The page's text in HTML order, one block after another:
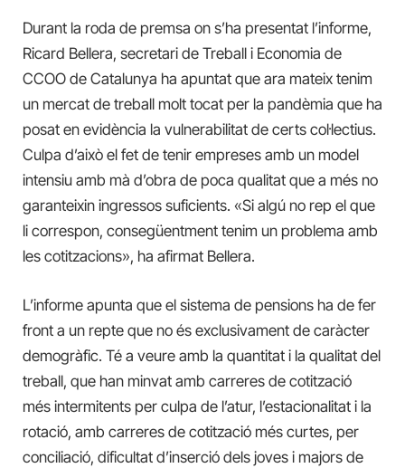
Durant la roda de premsa on s’ha presentat l’informe,
Ricard Bellera, secretari de Treball i Economia de
CCOO de Catalunya ha apuntat que ara mateix tenim
un mercat de treball molt tocat per la pandèmia que ha
posat en evidència la vulnerabilitat de certs col·lectius.
Culpa d’això el fet de tenir empreses amb un model
intensiu amb mà d’obra de poca qualitat que a més no
garanteixin ingressos suficients. «Si algú no rep el que
li correspon, consegüentment tenim un problema amb
les cotitzacions», ha afirmat Bellera.
L’informe apunta que el sistema de pensions ha de fer
front a un repte que no és exclusivament de caràcter
demogràfic. Té a veure amb la quantitat i la qualitat del
treball, que han minvat amb carreres de cotització
més intermitents per culpa de l’atur, l’estacionalitat i la
rotació, amb carreres de cotització més curtes, per
conciliació, dificultat d’inserció dels joves i majors de